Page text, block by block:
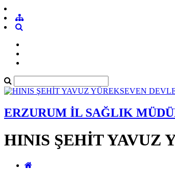
ERZURUM İL SAĞLIK
HINIS ŞEHİT YAVUZ